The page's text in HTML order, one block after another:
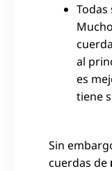
Todas
al
es
tiene
Sin
cuerdas de